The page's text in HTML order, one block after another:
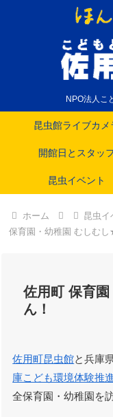
NPO法人こ
昆虫館ライブカメ
開館日とスタッ
昆虫イベント
ホーム 昆虫イ
保育園・幼稚園 むしむし
佐用町 保育
ん！
佐用町昆虫館と兵庫
庫こども環境体験推
全保育園・幼稚園を